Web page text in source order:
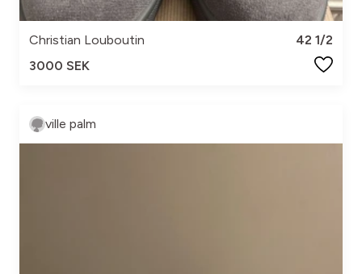
Christian Louboutin
42 1/2
3000 SEK
ville palm